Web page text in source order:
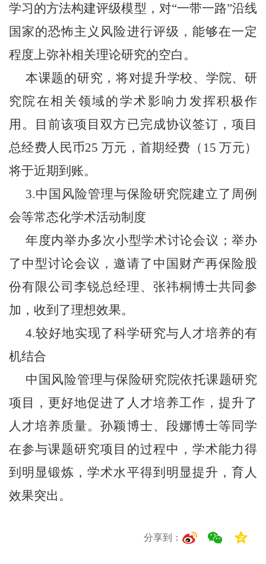
学习的方法构建评级模型，对“一带一路”沿线
国家的恐怖主义风险进行评级，能够在一定
程度上弥补相关理论研究的空白。
本课题的研究，将对提升学校、学院、 研
究院在相关领域的学术影响力发挥积极作
用。目前该项目双方已完成协议签订，项目
总经费人民币25 万元，首期经费（15 万元）
将于近期到账。
3.中国风险管理与保险研究院建立了周例
会等常态化学术活动制度
年度内举办多次小型学术讨论会议；举办
了中型讨论会议，邀请了中国财产再保险股
份有限公司李锐总经理、张祎桐博士共同参
加，收到了理想效果。
4.较好地实现了科学研究与人才培养的有
机结合
中国风险管理与保险研究院依托课题研究
项目，更好地促进了人才培养工作，提升了
人才培养质量。孙颖博士、段娜博士等同学
在参与课题研究项目的过程中，学术能力得
到明显锻炼，学术水平得到明显提升，育人
效果突出。
分享到：